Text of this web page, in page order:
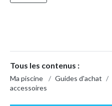
Tous les contenus :
Ma piscine / Guides d'achat /
accessoires